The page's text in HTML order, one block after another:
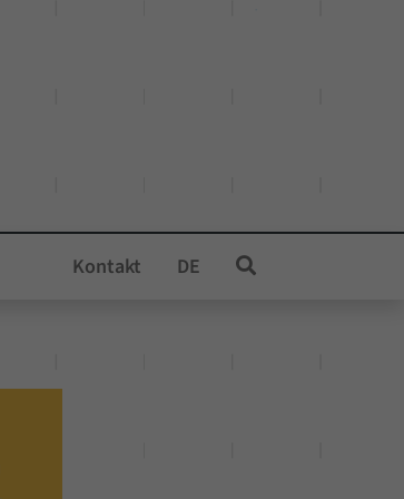
Kontakt DE